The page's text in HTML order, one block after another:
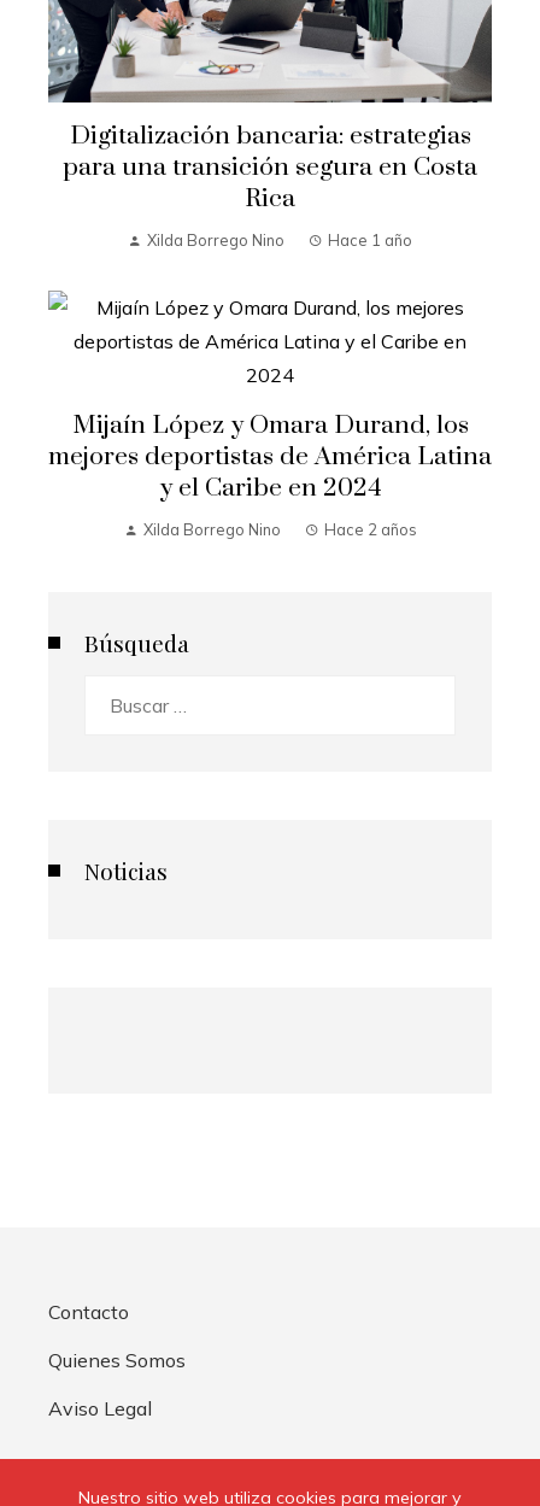
Nuestro sitio web utiliza cookies para mejorar y
Digitalización bancaria: estrategias
para una transición segura en Costa
Rica
Xilda Borrego Nino Hace 1 año
Mijaín López y Omara Durand, los
mejores deportistas de América Latina
y el Caribe en 2024
Xilda Borrego Nino Hace 2 años
Búsqueda
Noticias
Contacto
Quienes Somos
Aviso Legal